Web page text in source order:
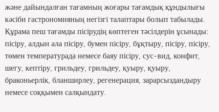
және дайындалған тағамның жоғары тағамдық құндылығы
кәсіби гастрономияның негізгі талаптары болып табылады.
Құрама пеш тағамды пісірудің көптеген тәсілдерін ұсынады:
пісіру, алдын ала пісіру, бумен пісіру, бұқтыру, пісіру, пісіру,
төмен температурада немесе баяу пісіру, сус-вид, конфит,
шегу, кептіру, грильдеу, грильдеу, қуыру, қуыру,
браконьерлік, бланширлеу, регенерация, зарарсыздандыру
немесе соққымен салқындату.